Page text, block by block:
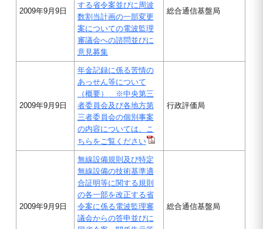
2009年9月9日
する省令案並びに周波
数割当計画の一部変更
案についての電波監理
審議会への諮問並びに
意見募集
総合通信基盤局
2009年9月9日
年金記録に係る苦情の
あっせん等について
（概要） ※中央第三
者委員会及び各地方第
三者委員会の個別事案
の内容については、こ
ちらをご覧ください
行政評価局
2009年9月9日
無線設備規則及び特定
無線設備の技術基準適
合証明等に関する規則
の各一部を改正する省
令案に係る電波監理審
議会からの答申並びに
総合通信基盤局